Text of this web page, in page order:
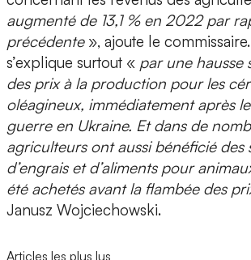
augmenté de 13,1 % en 2022 par
précédente», ajoute le
s’explique surtout « par une hausse
des prix à la production pour les
oléagineux, immédiatement après
guerre en Ukraine. Et dans de
agriculteurs ont aussi bénéficié des
d’engrais et d’aliments pour
été achetés avant la flambée des
Janusz Wojciechowski.
Articles les plus lus